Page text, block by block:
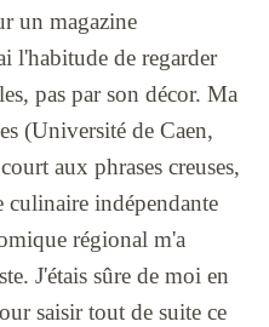
un magazine
l'habitude de regarder
pas par son décor. Ma
(Université de Caen,
aux phrases creuses,
culinaire indépendante
régional m'a
J'étais sûre de moi en
saisir tout de suite ce